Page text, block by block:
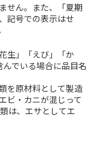
せん。また、「夏期
記号での表示はせ
生」「えび」「か
でいる場合に品目名
を原材料として製造
ビ・カニが混じって
は、エサとしてエ